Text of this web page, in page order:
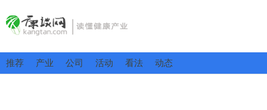
推荐 产业 公司 活动 看法 动态